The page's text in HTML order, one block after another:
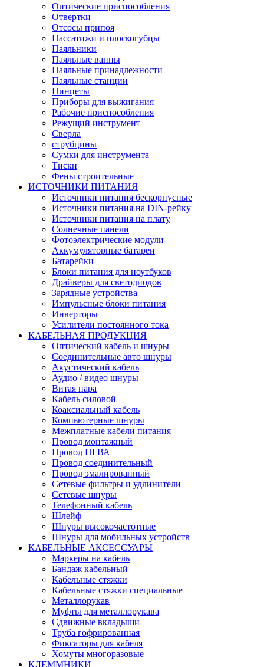
Оптические приспособления
Отвертки
Отсосы припоя
Пассатижи и плоскогубцы
Паяльники
Паяльные ванны
Паяльные принадлежности
Паяльные станции
Пинцеты
Приборы для выжигания
Рабочие приспособления
Режущий инструмент
Сверла
струбцины
Сумки для инструмента
Тиски
Фены строительные
ИСТОЧНИКИ ПИТАНИЯ
Источники питания бескорпусные
Источники питания на DIN-рейку
Источники питания на плату
Солнечные панели
Фотоэлектрические модули
Аккумуляторные батареи
Батарейки
Блоки питания для ноутбуков
Драйверы для светодиодов
Зарядные устройства
Импульсные блоки питания
Инверторы
Усилители постоянного тока
КАБЕЛЬНАЯ ПРОДУКЦИЯ
Оптический кабель и шнуры
Соединительные авто шнуры
Акустический кабель
Аудио / видео шнуры
Витая пара
Кабель силовой
Коаксиальный кабель
Компьютерные шнуры
Межплатные кабели питания
Провод монтажный
Провод ПГВА
Провод соединительный
Провод эмалированный
Сетевые фильтры и удлинители
Сетевые шнуры
Телефонный кабель
Шлейф
Шнуры высокочастотные
Шнуры для мобильных устройств
КАБЕЛЬНЫЕ АКСЕССУАРЫ
Маркеры на кабель
Бандаж кабельный
Кабельные стяжки
Кабельные стяжки специальные
Металлорукав
Муфты для металлорукава
Сдвижные вкладыши
Труба гофрированная
Фиксаторы для кабеля
Хомуты многоразовые
КЛЕММНИКИ